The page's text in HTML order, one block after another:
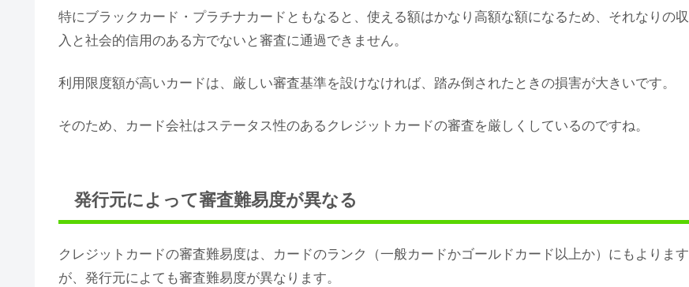
特にブラックカード・プラチナカードともなると、使える額はかなり高額な額になるため、それなりの収
入と社会的信用のある方でないと審査に通過できません。
利用限度額が高いカードは、厳しい審査基準を設けなければ、踏み倒されたときの損害が大きいです。
そのため、カード会社はステータス性のあるクレジットカードの審査を厳しくしているのですね。
発行元によって審査難易度が異なる
クレジットカードの審査難易度は、カードのランク（一般カードかゴールドカード以上か）にもよります
が、発行元によても審査難易度が異なります。